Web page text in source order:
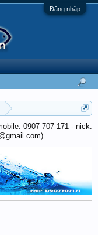
Đăng nhập
0907 707 171 - nick: